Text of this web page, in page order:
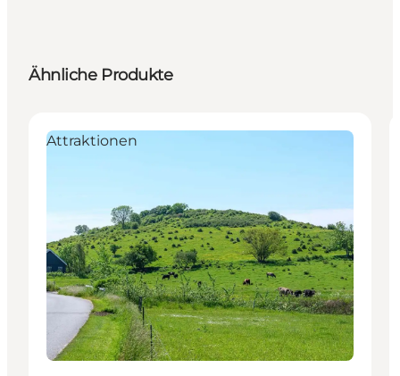
Ähnliche Produkte
Attraktionen